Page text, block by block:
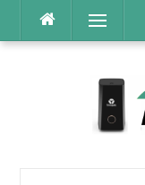
contenu
Menu